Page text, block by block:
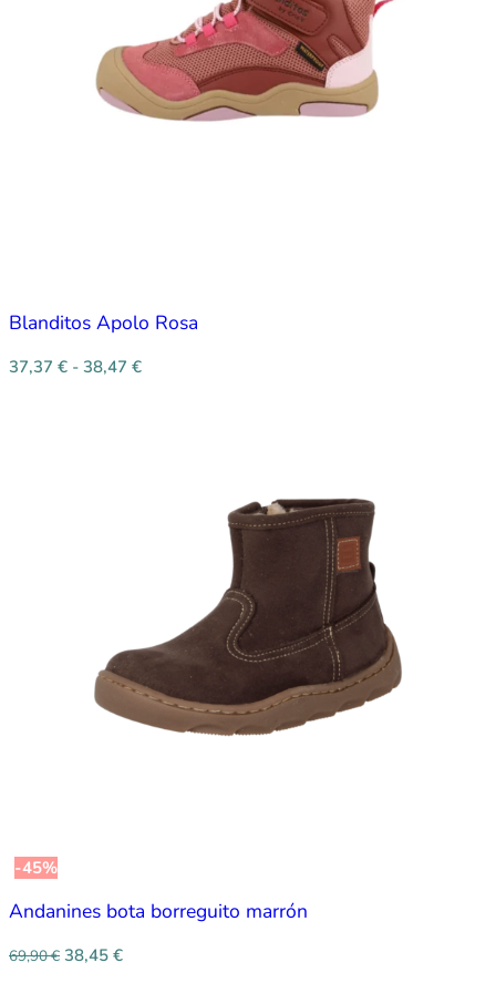
Blanditos Apolo Rosa
37,37 € - 38,47 €
-45%
Andanines bota borreguito marrón
69,90€ 38,45 €